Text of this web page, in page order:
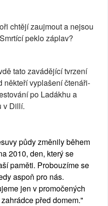
chtějí zaujmout a nejsou
peklo záplav?
tato zavádějící tvrzení
někteří vyplašení čtenáři-
po Ladákhu a
v Dillí.
půdy změnily během
2010, den, který se
paměti. Probouzíme se
aspoň pro nás.
jen v promočených
před domem."